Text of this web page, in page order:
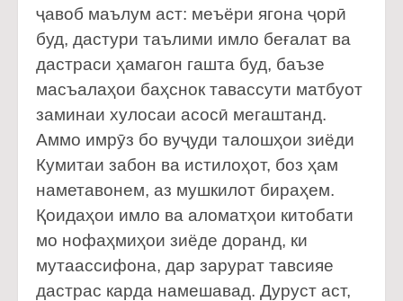
ҷавоб маълум аст: меъёри ягона ҷорӣ
буд, дастури таълими имло беғалат ва
дастраси ҳамагон гашта буд, баъзе
масъалаҳои баҳснок тавассути матбуот
заминаи хулосаи асосӣ мегаштанд.
Аммо имрӯз бо вуҷуди талошҳои зиёди
Кумитаи забон ва истилоҳот, боз ҳам
наметавонем, аз мушкилот бираҳем.
Қоидаҳои имло ва аломатҳои китобати
мо нофаҳмиҳои зиёде доранд, ки
мутаассифона, дар зарурат тавсияе
дастрас карда намешавад. Дуруст аст,